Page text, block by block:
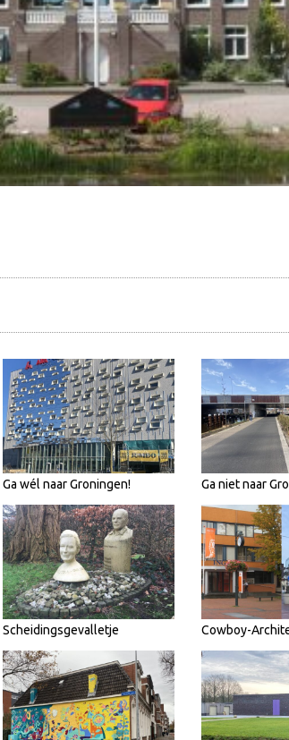
Ga wél naar Groningen! Ga niet naar
Scheidingsgevalletje Cowboy-